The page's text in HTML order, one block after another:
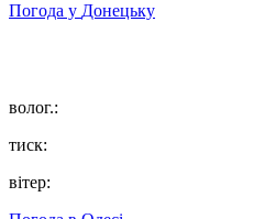
Погода у Донецьку
волог.:
тиск:
вітер: